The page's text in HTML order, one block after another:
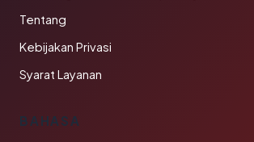
Tentang
Kebijakan Privasi
Syarat Layanan
BAHASA